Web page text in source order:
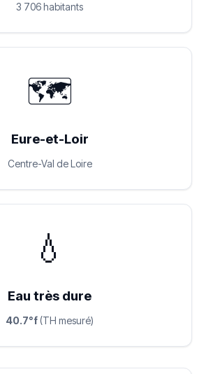
3 706 habitants
🗺️
Eure-et-Loir
Centre-Val de Loire
💧
Eau très dure
40.7°f (TH mesuré)